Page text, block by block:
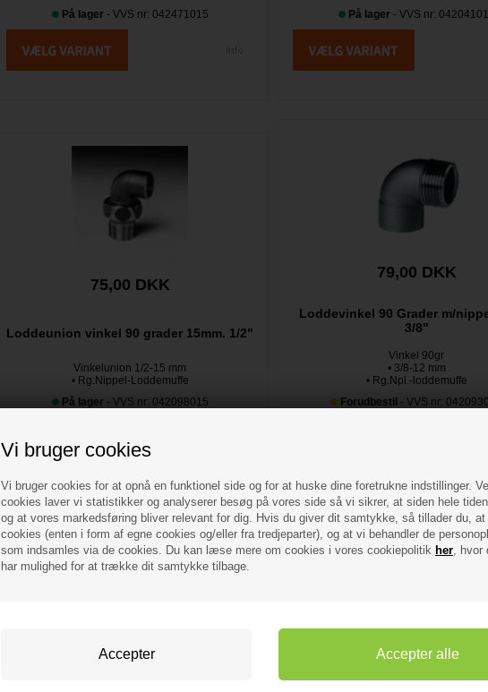
Vi bruger cookies
Vi bruger cookies for at opnå en funktionel side og for at huske dine foretrukne indstillinger.
cookies laver vi statistikker og analyserer besøg på vores side så vi sikrer, at siden hele
og at vores markedsføring bliver relevant for dig. Hvis du giver dit samtykke, så tillader du,
cookies (enten i form af egne cookies og/eller fra tredjeparter), og at vi behandler de
som indsamles via de cookies. Du kan læse mere om cookies i vores cookiepolitik her, hvor
har mulighed for at trække dit samtykke tilbage.
På lager - VVS nr: 042471015
På lager - VVS nr:
75,00 DKK
Loddeunion vinkel 90 grader 15mm. 1/2"
Vinkelunion 1/2-15 mm
• Rg.Nippel-Loddemuffe
På lager - VVS nr: 042098015
79,00 DKK
Loddevinkel 90 Grader m/
3/8"
Vinkel 90gr
• 3/8-12 mm
• Rg.Npl.-loddemuffe
Forudbestil - VVS nr: